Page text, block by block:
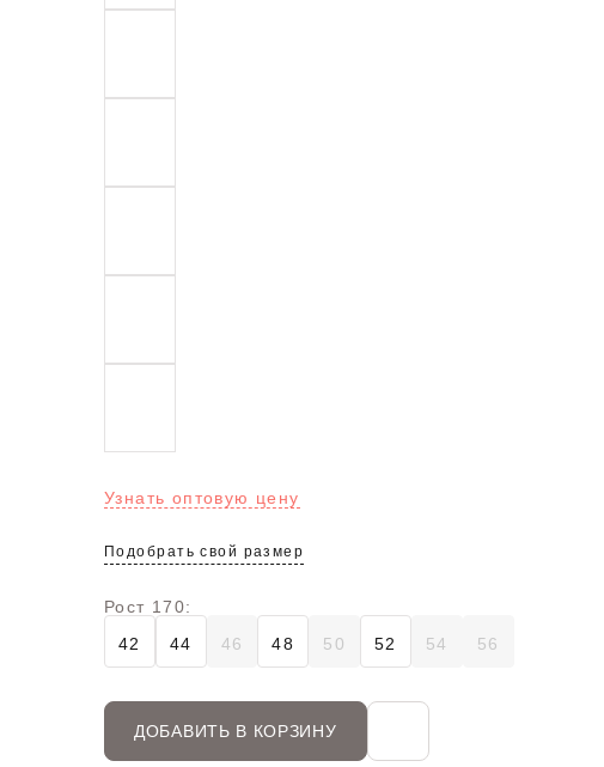
Узнать оптовую цену
Подобрать свой размер
Рост 170:
42
44 46 48 50 52 54 56
ДОБАВИТЬ В КОРЗИНУ